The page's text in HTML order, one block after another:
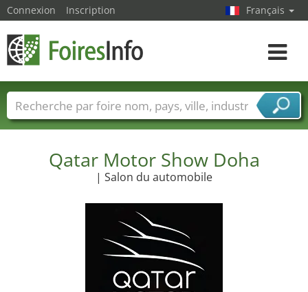
Qatar Motor Show Doha
| Salon du automobile
Connexion Inscription Français
Toggle
Foire noms Pays Villes
Secteurs de foire